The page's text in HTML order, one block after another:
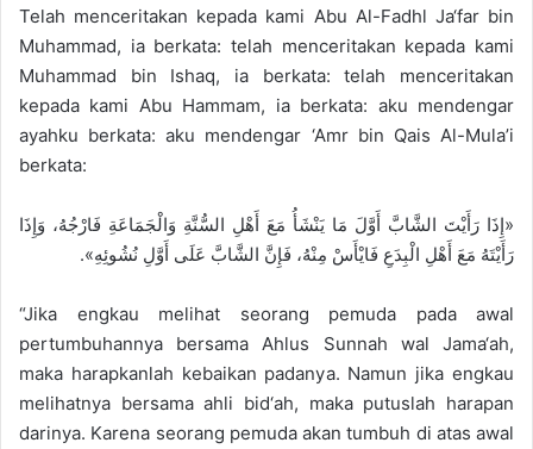
Telah menceritakan kepada kami Abu Al-Fadhl Ja‘far bin
Muhammad, ia berkata: telah menceritakan kepada kami
Muhammad bin Ishaq, ia berkata: telah menceritakan
kepada kami Abu Hammam, ia berkata: aku mendengar
ayahku berkata: aku mendengar ‘Amr bin Qais Al-Mula’i
berkata:
«إِذَا رَأَيْتَ الشَّابَّ أَوَّلَ مَا يَنْشَأُ مَعَ أَهْلِ السُّنَّةِ وَالْجَمَاعَةِ فَارْجُهُ، وَإِذَا
رَأَيْتَهُ مَعَ أَهْلِ الْبِدَعِ فَايْأَسْ مِنْهُ، فَإِنَّ الشَّابَّ عَلَى أَوَّلِ نُشُوئِهِ».
“Jika engkau melihat seorang pemuda pada awal
pertumbuhannya bersama Ahlus Sunnah wal Jama‘ah,
maka harapkanlah kebaikan padanya. Namun jika engkau
melihatnya bersama ahli bid‘ah, maka putuslah harapan
darinya. Karena seorang pemuda akan tumbuh di atas awal